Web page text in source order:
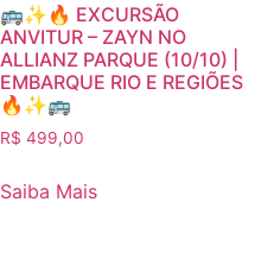
🚌✨🔥 EXCURSÃO
ANVITUR – ZAYN NO
ALLIANZ PARQUE (10/10) |
EMBARQUE RIO E REGIÕES
🔥✨🚌
R$ 499,00
Saiba Mais